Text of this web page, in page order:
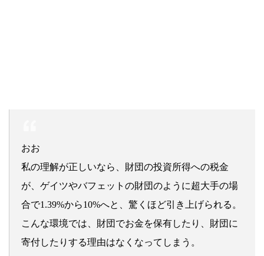
おお
私の理解が正しいなら、財団の投資所得への税金
が、ゲイツやバフェットの財団のように超大手の場
合で1.39%から10%へと、驚くほど引き上げられる。
こんな環境では、財団でお金を保有したり、財団に
寄付したりする理由はなくなってしまう。